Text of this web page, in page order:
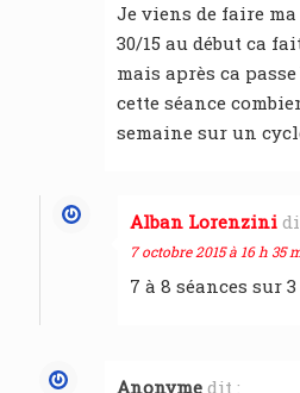
Je viens de faire ma
30/15 au début ca
mais après ca
cette séance
semaine sur un
Alban Lorenzini
7 octobre 2015 à 16 h 35
7 à 8 séances sur
Anonyme dit :